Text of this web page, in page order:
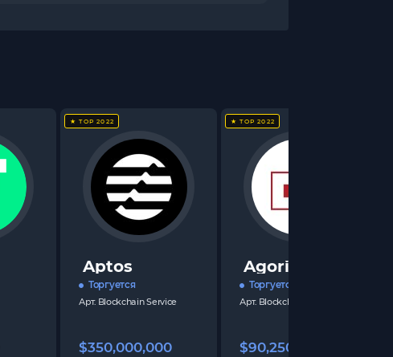
★ TOP 2022
Aptos
Торгуется
Арт. Blockchain Service
$350,000,000
★ TOP 2022
Agoric
Торгуется
Арт. Blockchain Service
$90,250,000